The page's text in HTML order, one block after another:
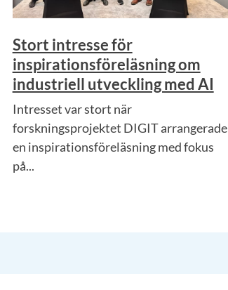
Stort intresse för
inspirationsföreläsning om
industriell utveckling med AI
Intresset var stort när
forskningsprojektet DIGIT arrangerade
en inspirationsföreläsning med fokus
på...